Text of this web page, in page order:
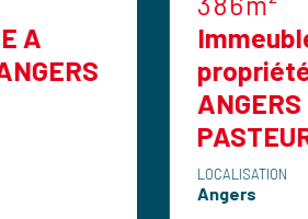
Immeuble mono
propriété –